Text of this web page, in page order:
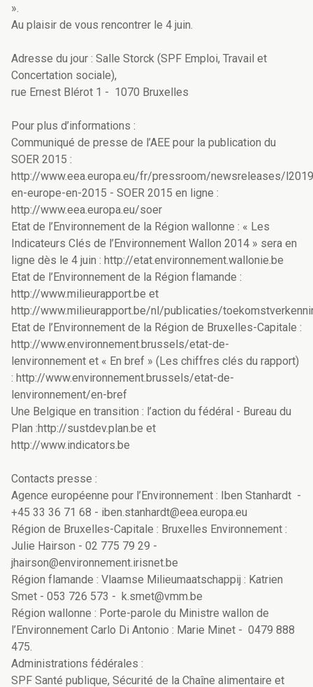
».
Au plaisir de vous rencontrer le 4 juin.
Adresse du jour : Salle Storck (SPF Emploi, Travail et
Concertation sociale),
rue Ernest Blérot 1 - 1070 Bruxelles
Pour plus d’informations :
Communiqué de presse de l’AEE pour la publication du
SOER 2015 :
http://www.eea.europa.eu/fr/pressroom/newsreleases/
en-europe-en-2015 - SOER 2015 en ligne :
http://www.eea.europa.eu/soer
Etat de l’Environnement de la Région wallonne : « Les
Indicateurs Clés de l’Environnement Wallon 2014 » sera en
ligne dès le 4 juin : http://etat.environnement.wallonie.be
Etat de l’Environnement de la Région flamande :
http://www.milieurapport.be et
http://www.milieurapport.be/nl/publicaties/
Etat de l’Environnement de la Région de Bruxelles-Capitale :
http://www.environnement.brussels/etat-de-
lenvironnement et « En bref » (Les chiffres clés du rapport)
: http://www.environnement.brussels/etat-de-
lenvironnement/en-bref
Une Belgique en transition : l’action du fédéral - Bureau du
Plan :http://sustdev.plan.be et
http://www.indicators.be
Contacts presse :
Agence européenne pour l’Environnement : Iben Stanhardt -
+45 33 36 71 68 - iben.stanhardt@eea.europa.eu
Région de Bruxelles-Capitale : Bruxelles Environnement :
Julie Hairson - 02 775 79 29 -
jhairson@environnement.irisnet.be
Région flamande : Vlaamse Milieumaatschappij : Katrien
Smet - 053 726 573 - k.smet@vmm.be
Région wallonne : Porte-parole du Ministre wallon de
l’Environnement Carlo Di Antonio : Marie Minet - 0479 888
475.
Administrations fédérales :
SPF Santé publique, Sécurité de la Chaîne alimentaire et